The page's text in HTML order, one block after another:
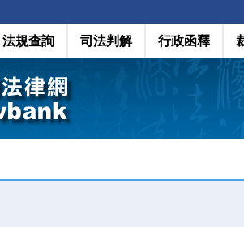
法規查詢 司法判解 行政函釋